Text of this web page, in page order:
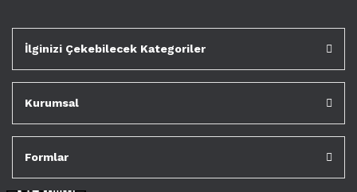
İlginizi Çekebilecek Kategoriler
Kurumsal
Formlar